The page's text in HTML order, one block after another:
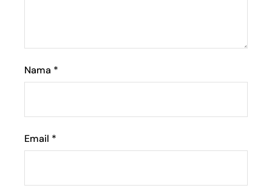
Nama *
Email *